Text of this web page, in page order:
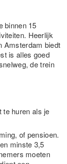
binnen 15
Heerlijk
Amsterdam biedt
is alles goed
de trein
te huren als je
of pensioen.
minste 3,5
moeten